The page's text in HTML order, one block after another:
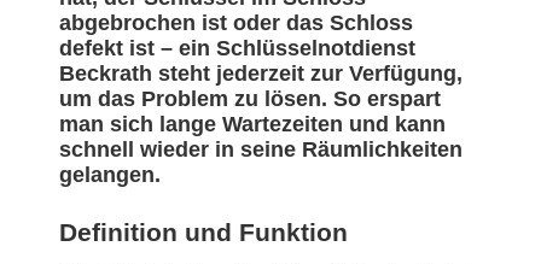
abgebrochen ist oder das Schloss
defekt ist – ein Schlüsselnotdienst
Beckrath steht jederzeit zur Verfügung,
um das Problem zu lösen. So erspart
man sich lange Wartezeiten und kann
schnell wieder in seine Räumlichkeiten
gelangen.
Definition und Funktion